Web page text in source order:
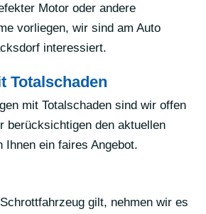
Motor oder andere
vorliegen, wir sind am Auto
interessiert.
Totalschaden
mit Totalschaden sind wir offen
berücksichtigen den aktuellen
Ihnen ein faires Angebot.
gilt, nehmen wir es